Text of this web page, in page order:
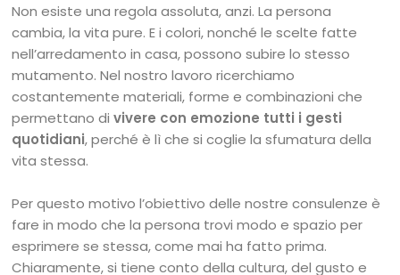
Non esiste una regola assoluta, anzi. La persona
cambia, la vita pure. E i colori, nonché le scelte fatte
nell’arredamento in casa, possono subire lo stesso
mutamento. Nel nostro lavoro ricerchiamo
costantemente materiali, forme e combinazioni che
permettano divivere con emozione tutti i gesti
quotidiani, perché è lì che si coglie la sfumatura della
vita stessa.
Per questo motivo l’obiettivo delle nostre consulenze è
fare in modo che la persona trovi modo e spazio per
esprimere se stessa, come mai ha fatto prima.
Chiaramente, si tiene conto della cultura, del gusto e